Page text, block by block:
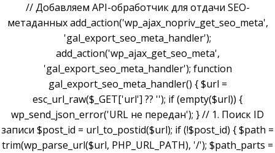
// Добавляем API-обработчик для отдачи SEO-
метаданных add_action('wp_ajax_nopriv_get_seo_meta',
'gal_export_seo_meta_handler');
add_action('wp_ajax_get_seo_meta',
'gal_export_seo_meta_handler'); function
gal_export_seo_meta_handler() { $url =
esc_url_raw($_GET['url'] ?? ''); if (empty($url)) {
wp_send_json_error('URL не передан'); } // 1. Поиск ID
записи $post_id = url_to_postid($url); if (!$post_id) { $path =
trim(wp_parse_url($url, PHP_URL_PATH), '/'); $path_parts =